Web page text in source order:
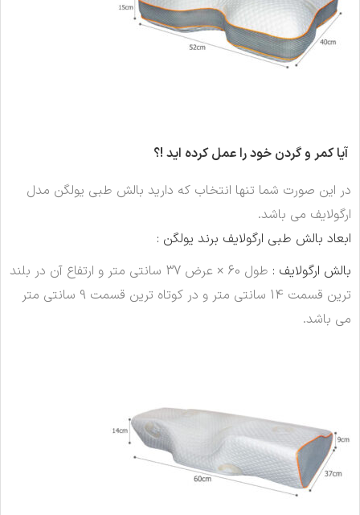
آیا کمر و گردن خود را عمل کرده اید !؟
در این صورت شما تنها انتخاب که دارید بالش طبی یولگن مدل
ارگولایف می باشد.
ابعاد بالش طبی ارگولایف برند یولگن :
بالش ارگولایف :
طول 60 × عرض 37 سانتی متر و ارتفاع آن در بلند
ترین قسمت 14 سانتی متر و در کوتاه ترین قسمت 9 سانتی متر
می باشد.